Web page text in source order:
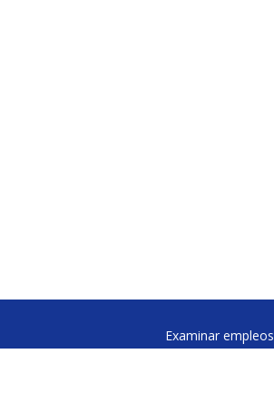
Examinar empleos